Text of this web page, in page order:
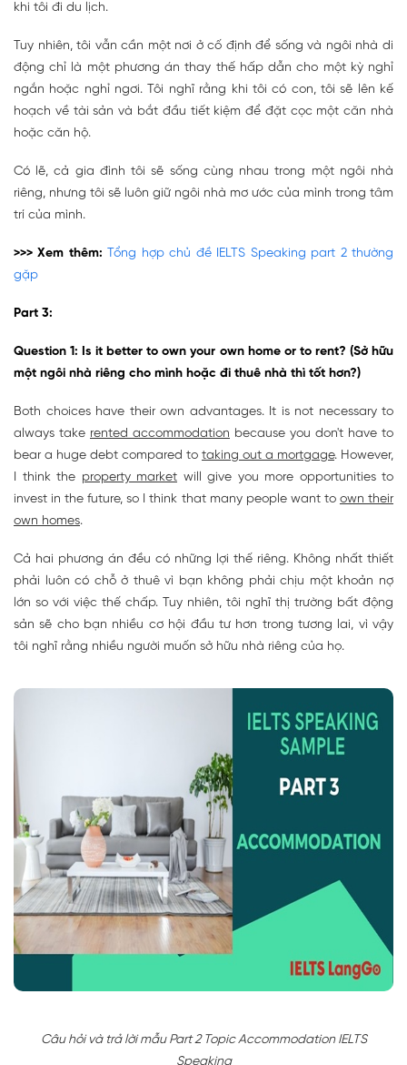
khi tôi đi du lịch.
Tuy nhiên, tôi vẫn cần một nơi ở cố định để sống và ngôi nhà di
động chỉ là một phương án thay thế hấp dẫn cho một kỳ nghỉ
ngắn hoặc nghỉ ngơi. Tôi nghĩ rằng khi tôi có con, tôi sẽ lên kế
hoạch về tài sản và bắt đầu tiết kiệm để đặt cọc một căn nhà
hoặc căn hộ.
Có lẽ, cả gia đình tôi sẽ sống cùng nhau trong một ngôi nhà
riêng, nhưng tôi sẽ luôn giữ ngôi nhà mơ ước của mình trong tâm
trí của mình.
>>> Xem thêm: Tổng hợp chủ đề IELTS Speaking part 2 thường
gặp
Part 3:
Question 1: Is it better to own your own home or to rent? (Sở hữu
một ngôi nhà riêng cho mình hoặc đi thuê nhà thì tốt hơn?)
Both choices have their own advantages. It is not necessary to
always take rented accommodation because you don't have to
bear a huge debt compared to taking out a mortgage. However,
I think the property market will give you more opportunities to
invest in the future, so I think that many people want to own their
own homes.
Cả hai phương án đều có những lợi thế riêng. Không nhất thiết
phải luôn có chỗ ở thuê vì bạn không phải chịu một khoản nợ
lớn so với việc thế chấp. Tuy nhiên, tôi nghĩ thị trường bất động
sản sẽ cho bạn nhiều cơ hội đầu tư hơn trong tương lai, vì vậy
tôi nghĩ rằng nhiều người muốn sở hữu nhà riêng của họ.
Câu hỏi và trả lời mẫu Part 2 Topic Accommodation IELTS
Speaking